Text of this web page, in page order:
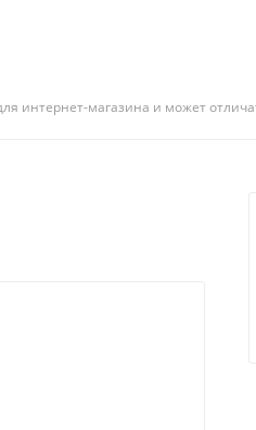
интернет-магазина и может